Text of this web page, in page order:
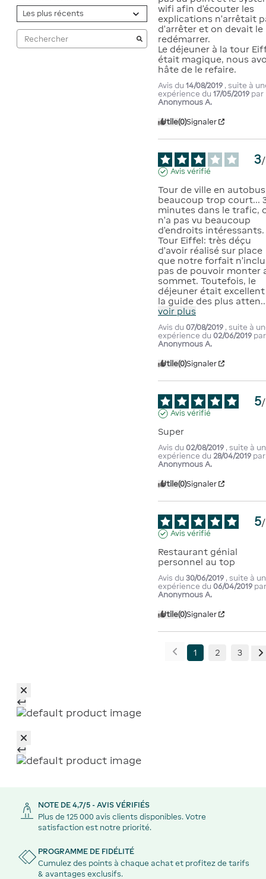
wifi afin d'écouter les
explications n'arrêtait
d'arrêter et on devait le
redémarrer.
Le déjeuner à la tour
était magique, nous
hâte de le refaire.
Avis du14/08/2019 , suite à
expérience du17/05/2019 par
Anonymous A.
Utile(0)Signaler
3/
Avis vérifié
Tour de ville en autobus
beaucoup trop court...
minutes dans le trafic,
n’a pas vu beaucoup
d’endroits intéressants.
Tour Eiffel: très déçu
d’avoir réalisé sur place
que notre forfait
pas de pouvoir monter
sommet. Toutefois, le
déjeuner était
la guide des plus atten
voir plus
Avis du07/08/2019 , suite à
expérience du02/06/2019 par
Anonymous A.
Utile(0)Signaler
5/
Avis vérifié
Super
Avis du02/08/2019 , suite à
expérience du 28/04/2019 par
Anonymous A.
Utile(0)Signaler
5/
Avis vérifié
Restaurant génial
personnel au top
Avis du30/06/2019 , suite à
expérience du06/04/2019
Anonymous A.
Utile(0)Signaler
1 2 3
NOTE DE 4,7/5 - AVIS VÉRIFIÉS
Plus de 125 000 avis clients disponibles. Votre
satisfaction est notre priorité.
PROGRAMME DE FIDÉLITÉ
Cumulez des points à chaque achat et profitez de tarifs
& avantages exclusifs.